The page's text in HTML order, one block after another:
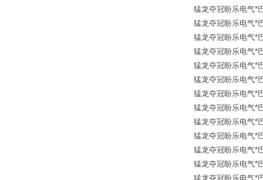
猛龙夺冠盼乐电气*
猛龙夺冠盼乐电气*
猛龙夺冠盼乐电气*
猛龙夺冠盼乐电气*
猛龙夺冠盼乐电气*
猛龙夺冠盼乐电气*
猛龙夺冠盼乐电气*
猛龙夺冠盼乐电气*
猛龙夺冠盼乐电气*
猛龙夺冠盼乐电气*
猛龙夺冠盼乐电气*
猛龙夺冠盼乐电气*
猛龙夺冠盼乐电气*